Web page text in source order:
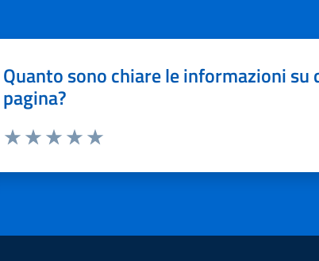
Quanto sono chiare le informazioni su
pagina?